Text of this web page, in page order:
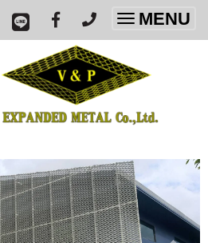
Toggle
MENU